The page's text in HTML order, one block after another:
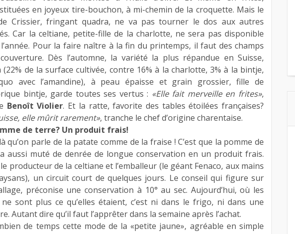
en joyeux tire-bouchon, à mi-chemin de la croquette. Mais le
Crissier, fringant quadra, ne va pas tourner le dos aux autres
Car la celtiane, petite-fille de la charlotte, ne sera pas disponible
Pour la faire naître à la fin du printemps, il faut des champs
Dès l’automne, la variété la plus répandue en Suisse,
(22% de la surface cultivée, contre 16% à la charlotte, 3% à la bintje,
avec l’amandine), à peau épaisse et grain grossier, fille de
bintje, garde toutes ses vertus : «Elle fait merveille en frites»,
Benoît Violier. Et la ratte, favorite des tables étoilées françaises?
elle mûrit rarement», tranche le chef d’origine charentaise.
de terre? Un produit frais!
qu’on parle de la patate comme de la fraise ! C’est que la pomme de
aussi muté de denrée de longue conservation en un produit frais.
producteur de la celtiane et l’emballeur (le géant Fenaco, aux mains
un circuit court de quelques jours. Le conseil qui figure sur
préconise une conservation à 10° au sec. Aujourd’hui, où les
ne sont plus ce qu’elles étaient, c’est ni dans le frigo, ni dans une
Autant dire qu’il faut l’apprêter dans la semaine après l’achat.
de temps cette mode de la «petite jaune», agréable en simple